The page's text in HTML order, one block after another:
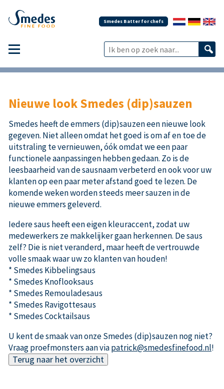
Smedes Batter for chefs
Nieuwe look Smedes (dip)sauzen
Smedes heeft de emmers (dip)sauzen een nieuwe look
gegeven. Niet alleen omdat het goed is om af en toe de
uitstraling te vernieuwen, óók omdat we een paar
functionele aanpassingen hebben gedaan. Zo is de
leesbaarheid van de sausnaam verbeterd en ook voor uw
klanten op een paar meter afstand goed te lezen. De
komende weken worden steeds meer sauzen in de
nieuwe emmers geleverd.
Iedere saus heeft een eigen kleur­accent, zodat uw
medewerkers ze makkelijker gaan herkennen. De saus
zelf? Die is niet veranderd, maar heeft de vertrouwde
volle smaak waar uw zo klanten van houden!
* Smedes Kibbelingsaus
* Smedes Knoflooksaus
* Smedes Remouladesaus
* Smedes Ravigottesaus
* Smedes Cocktailsaus
U kent de smaak van onze Smedes (dip)sauzen nog niet?
Vraag proefmonsters aan viapatrick@smedesfinefood.nl!
Terug naar het overzicht